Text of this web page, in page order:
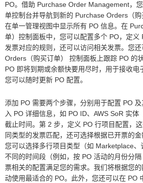
PO。借助 Purchase Order Management，
单控制台并导航到新的 Purchase Orders（
在单一管理视图中显示所有 PO 信息。在
单）控制面板中，您可以配置多个 PO，定义
发票对应的规则，还可以访问相关发票。您
Orders（购买订单） 控制面板上跟踪 PO 的
PO 即将到期或余额快要用尽时，用于接收电
您可以随时更新 PO 配置。
添加 PO 需要两个步骤，分别用于配置 PO
入 PO 详细信息，如 PO ID、AWS SoR 实体
截止时间。第 2 步，定义 PO 行项目配置，
同类型的发票匹配，还可选择根据已开票的金
您可以选择多行项目类型（如 Marketplace、
不同的时间段（例如，按 PO 活动的月份分
票相关的配置满足您的需求。我们将根据您
动使用最适合的 PO。此外，您还可以在 PO